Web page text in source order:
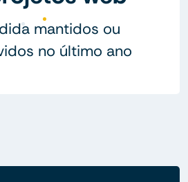
mantidos ou
no último ano